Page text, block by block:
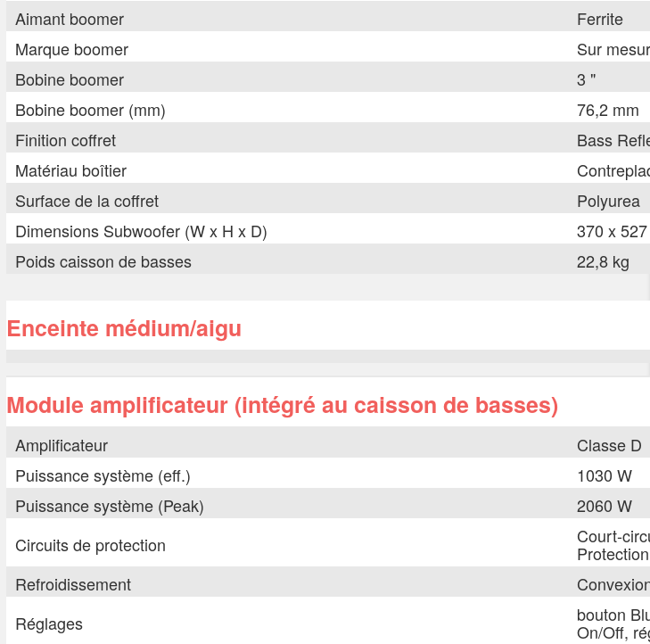
Aimant boomer
Ferrite
Marque boomer
Sur
Bobine boomer
3 "
Bobine boomer (mm)
76,2 mm
Finition coffret
Bass
Matériau boîtier
Surface de la coffret
Polyurea
Dimensions Subwoofer (W x H x D)
370 x
Poids caisson de basses
22,8 kg
Enceinte médium/aigu
Module amplificateur (intégré au caisson de basses)
Amplificateur
Classe D
Puissance système (eff.)
1030 W
Puissance système (Peak)
2060 W
Circuits de protection
Court-
Refroidissement
Réglages
bouton
On/Off,